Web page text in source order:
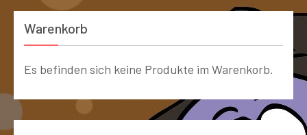
Warenkorb
Es befinden sich keine Produkte im Warenkorb.